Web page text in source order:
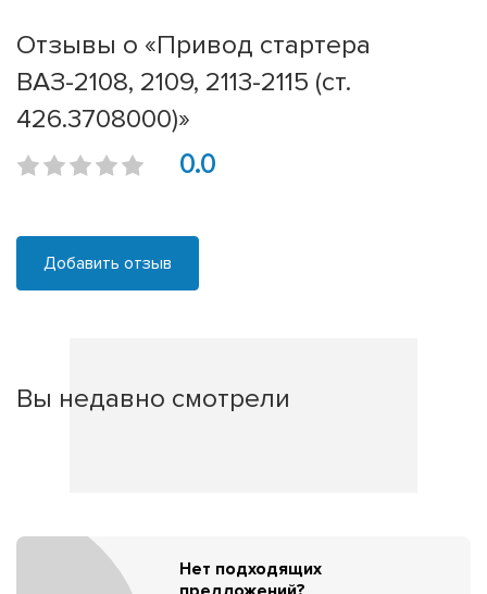
Отзывы о «Привод стартера
ВАЗ-2108, 2109, 2113-2115 (ст.
426.3708000)»
0.0
Добавить отзыв
Вы недавно смотрели
Нет подходящих